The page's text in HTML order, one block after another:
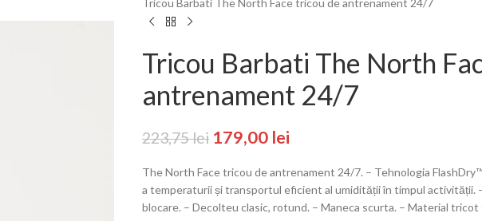
Tricou Barbati The North Face tricou de antrenament 24/7
Tricou Barbati The North
antrenament 24/7
223,75lei 179,00 lei
The North Face tricou de antrenament 24/7. – Tehnologia
a temperaturii și transportul eficient al umidității în timpul activității.
blocare. – Decolteu clasic, rotund. – Maneca scurta. – Material